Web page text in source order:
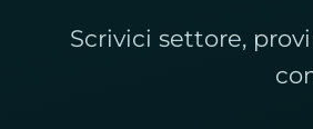
Scrivici settore,